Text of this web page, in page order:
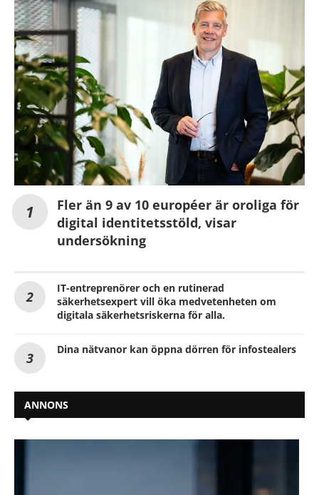
Fler än 9 av 10 européer är oroliga för
digital identitetsstöld, visar
undersökning
IT-entreprenörer och en rutinerad
säkerhetsexpert vill öka medvetenheten om
digitala säkerhetsriskerna för alla.
Dina nätvanor kan öppna dörren för infostealers
ANNONS